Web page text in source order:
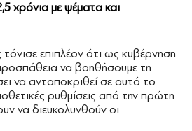
χρόνια με ψέματα και
επιπλέον ότι ως κυβέρνηση
να βοηθήσουμε τη
να ανταποκριθεί σε αυτό το
ρυθμίσεις από την πρώτη
να διευκολυνθούν οι